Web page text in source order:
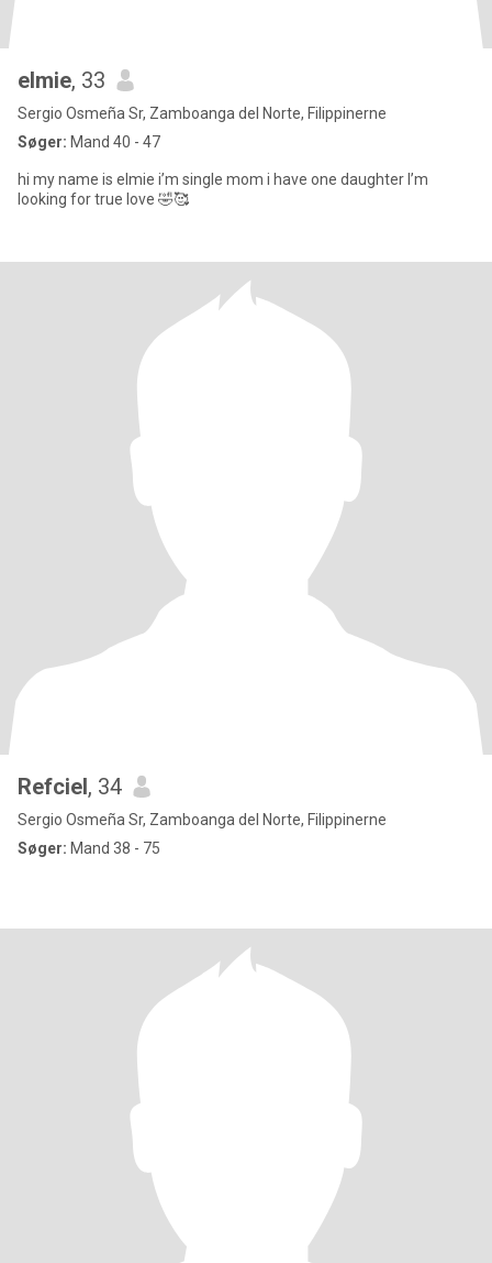
elmie, 33
Sergio Osmeña Sr, Zamboanga del Norte, Filippinerne
Søger: Mand 40 - 47
hi my name is elmie i’m single mom i have one daughter I’m
looking for true love 🤣🥰
Refciel, 34
Sergio Osmeña Sr, Zamboanga del Norte, Filippinerne
Søger: Mand 38 - 75